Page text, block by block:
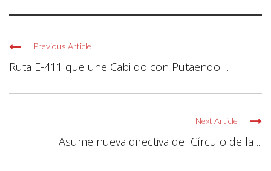
Previous Article
Ruta E-411 que une Cabildo con Putaendo ...
Next Article
Asume nueva directiva del Círculo de la ...